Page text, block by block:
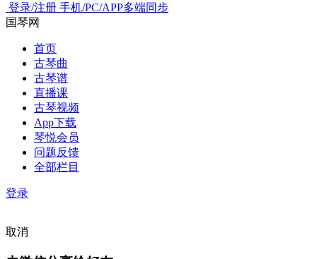
登录/注册 手机/PC/APP多端同步
国琴网
首页
古琴曲
古琴谱
直播课
古琴视频
App下载
琴悦会员
问题反馈
全部栏目
登录
取消